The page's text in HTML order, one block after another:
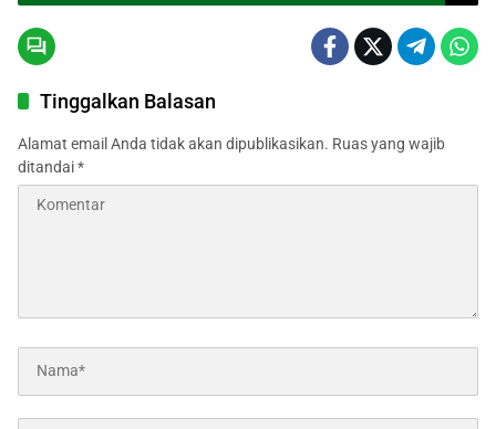
Tinggalkan Balasan
Alamat email Anda tidak akan dipublikasikan. Ruas yang wajib
ditandai*